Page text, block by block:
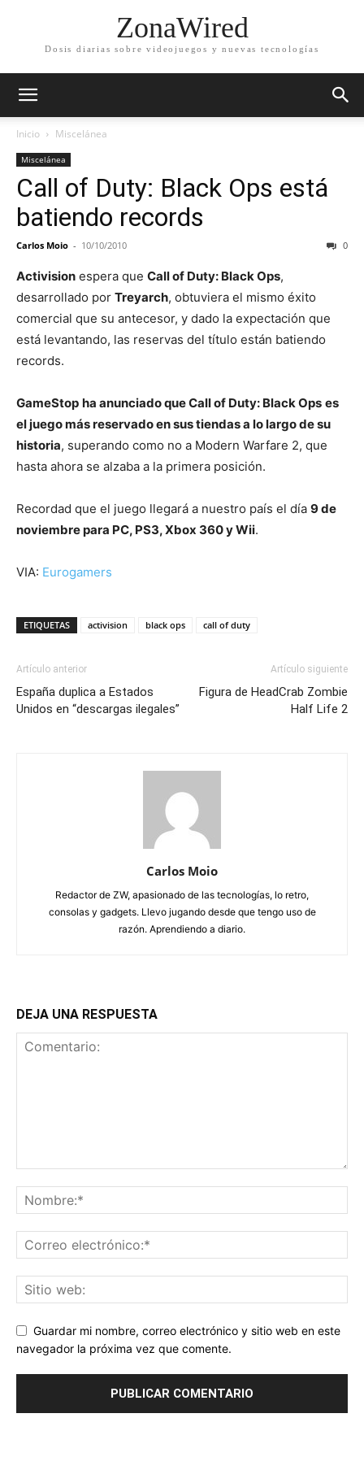
ZonaWired
Dosis diarias sobre videojuegos y nuevas tecnologías
Inicio Miscelánea
Miscelánea
Call of Duty: Black Ops está
batiendo records
Carlos Moio - 10/10/2010 0
Activision espera que Call of Duty: Black Ops,
desarrollado por Treyarch, obtuviera el mismo éxito
comercial que su antecesor, y dado la expectación que
está levantando, las reservas del título están batiendo
records.
GameStop ha anunciado que Call of Duty: Black Ops es
el juego más reservado en sus tiendas a lo largo de su
historia, superando como no a Modern Warfare 2, que
hasta ahora se alzaba a la primera posición.
Recordad que el juego llegará a nuestro país el día 9 de
noviembre para PC, PS3, Xbox 360 y Wii.
VIA: Eurogamers
ETIQUETAS activision black ops call of duty
Artículo anterior
España duplica a Estados
Unidos en “descargas ilegales”
Artículo siguiente
Figura de HeadCrab Zombie
Half Life 2
Carlos Moio
Redactor de ZW, apasionado de las tecnologías, lo retro,
consolas y gadgets. Llevo jugando desde que tengo uso de
razón. Aprendiendo a diario.
DEJA UNA RESPUESTA
Guardar mi nombre, correo electrónico y sitio web en este
navegador la próxima vez que comente.